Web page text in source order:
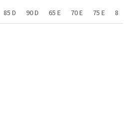
85 D 90 D 65 E 70 E 75 E 80 E